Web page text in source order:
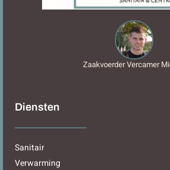
Zaakvoerder Vercamer
Diensten
Sanitair
Verwarming